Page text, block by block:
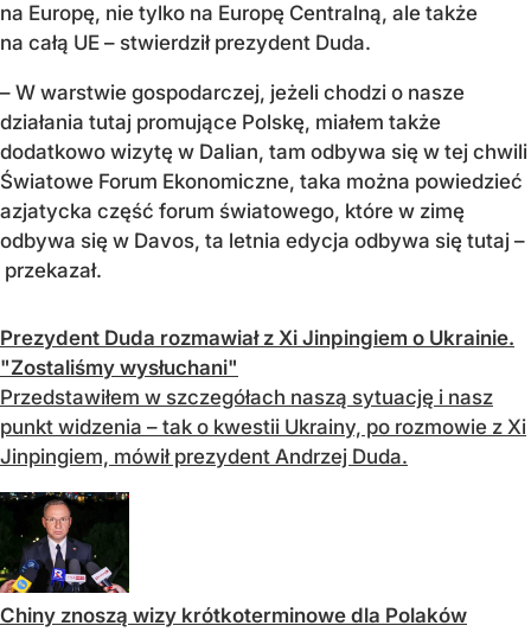
na Europę, nie tylko na Europę Centralną, ale także
na całą UE – stwierdził prezydent Duda.
– W warstwie gospodarczej, jeżeli chodzi o nasze
działania tutaj promujące Polskę, miałem także
dodatkowo wizytę w Dalian, tam odbywa się w tej chwili
Światowe Forum Ekonomiczne, taka można powiedzieć
azjatycka część forum światowego, które w zimę
odbywa się w Davos, ta letnia edycja odbywa się tutaj –
przekazał.
Prezydent Duda rozmawiał z Xi Jinpingiem o Ukrainie.
"Zostaliśmy wysłuchani"
Przedstawiłem w szczegółach naszą sytuację i nasz
punkt widzenia – tak o kwestii Ukrainy, po rozmowie z Xi
Jinpingiem, mówił prezydent Andrzej Duda.
Chiny znoszą wizy krótkoterminowe dla Polaków